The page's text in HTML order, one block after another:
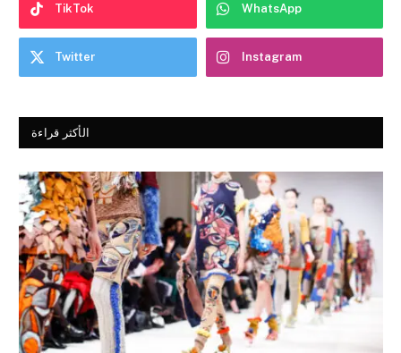
TikTok WhatsApp
Twitter Instagram
الأكثر قراءة